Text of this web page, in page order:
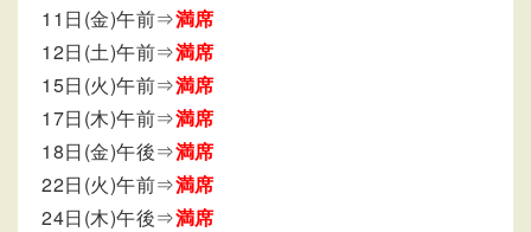
11日(金)午前⇒満席
12日(土)午前⇒満席
15日(火)午前⇒満席
17日(木)午前⇒満席
18日(金)午後⇒満席
22日(火)午前⇒満席
24日(木)午後⇒満席